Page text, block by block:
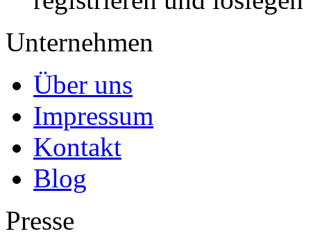
Unternehmen
Über uns
Impressum
Kontakt
Blog
Presse